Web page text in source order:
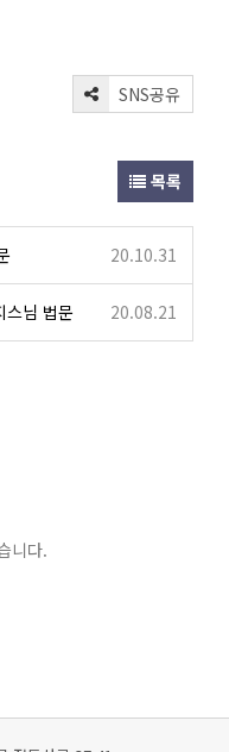
SNS공유
목록
20.10.31
스님 법문 20.08.21
니다.